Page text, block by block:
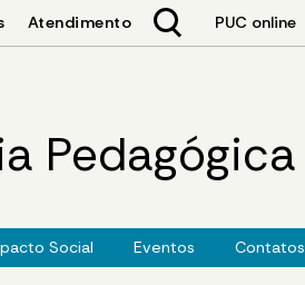
Pedagógica
Social Eventos Contatos